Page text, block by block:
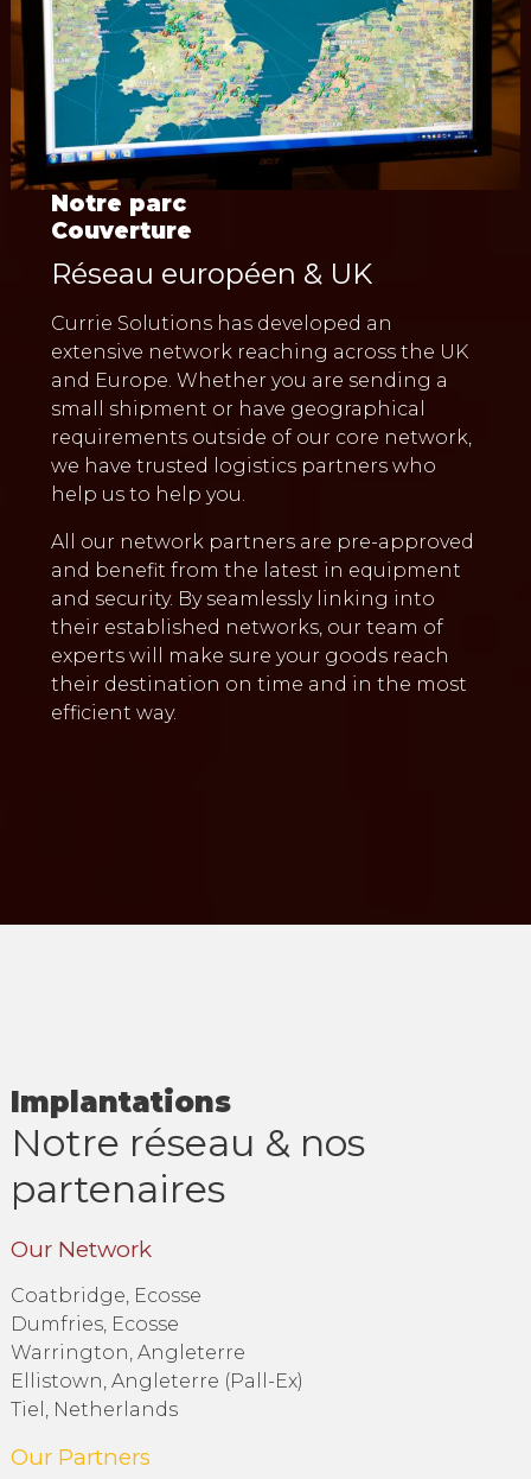
Notre parc
Couverture
Réseau européen & UK
Currie Solutions has developed an
extensive network reaching across the UK
and Europe. Whether you are sending a
small shipment or have geographical
requirements outside of our core network,
we have trusted logistics partners who
help us to help you.
All our network partners are pre-approved
and benefit from the latest in equipment
and security. By seamlessly linking into
their established networks, our team of
experts will make sure your goods reach
their destination on time and in the most
efficient way.
Implantations
Notre réseau & nos
partenaires
Our Network
Coatbridge, Ecosse
Dumfries, Ecosse
Warrington, Angleterre
Ellistown, Angleterre (Pall-Ex)
Tiel, Netherlands
Our Partners